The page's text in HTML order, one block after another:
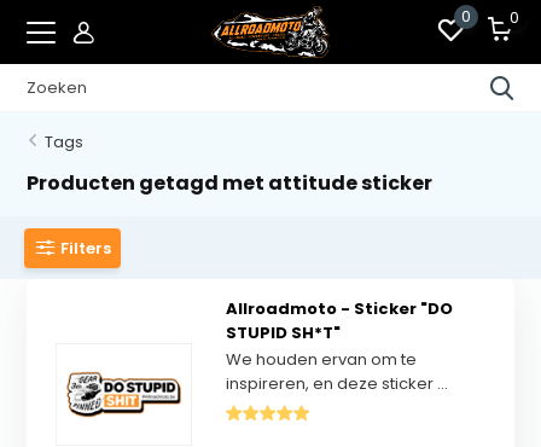
0 0
Tags
Producten getagd met attitude sticker
Filters
Allroadmoto - Sticker "DO
STUPID SH*T"
We houden ervan om te
inspireren, en deze sticker ...